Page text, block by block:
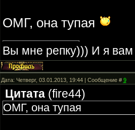
ОМГ, она тупая
Вы мне репку))) И я вам
Дата: Четверг, 03.01.2013, 19:44 | Сообщение #9
Цитата(fire44)
ОМГ, она тупая